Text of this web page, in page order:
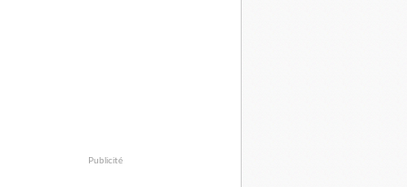
Publicité